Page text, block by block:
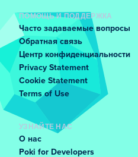
ПОМОЩЬ И ПОДДЕРЖКА
Часто задаваемые вопросы
Обратная связь
Центр конфиденциальности
Privacy Statement
Cookie Statement
Terms of Use
УЗНАЙТЕ НАС
О нас
Poki for Developers